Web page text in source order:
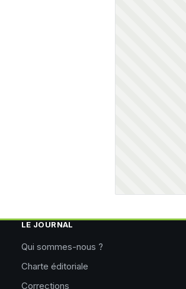
LE JOURNAL
Qui sommes-nous ?
Charte éditoriale
Corrections